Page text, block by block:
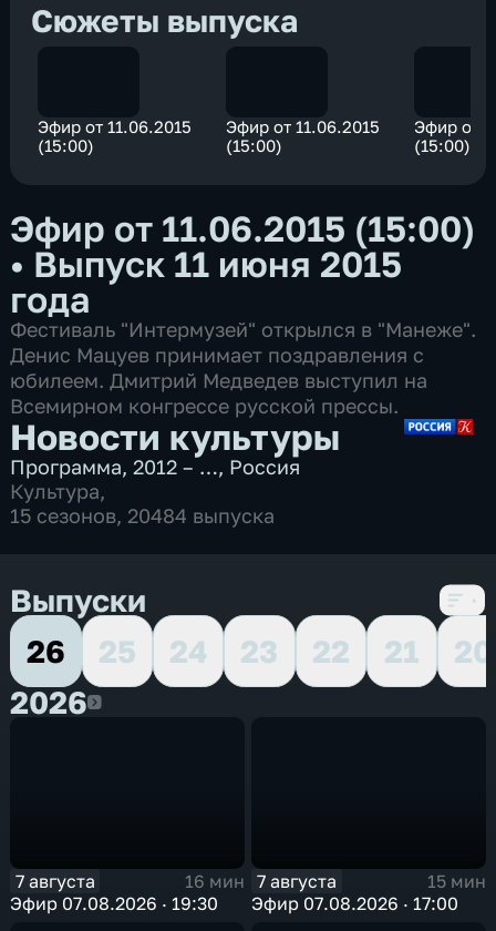
Сюжеты выпуска
Эфир от 11.06.2015
(15:00)
Эфир от 11.06.2015
(15:00)
Эфир от
(15:00)
Эфир от 11.06.2015 (15:00)
• Выпуск 11 июня 2015
года
Фестиваль "Интермузей" открылся в "Манеже".
Денис Мацуев принимает поздравления с
юбилеем. Дмитрий Медведев выступил на
Всемирном конгрессе русской прессы.
Новости культуры
Программа,2012 – …, Россия
Культура,
15 сезонов, 20484 выпуска
Выпуски
26
25 24 23 22 21
20
20262026
7 августа
16 мин
Эфир 07.08.2026 · 19:30
7 августа
15 мин
Эфир 07.08.2026 · 17:00